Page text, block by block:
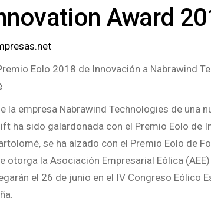
Award
Eolo 2018 de Innovación a Nabrawind
la empresa Nabrawind Technologies de una
ha sido galardonada con el Premio Eolo de
se ha alzado con el Premio Eolo de
otorga la Asociación Empresarial Eólica
el 26 de junio en el IV Congreso Eólico